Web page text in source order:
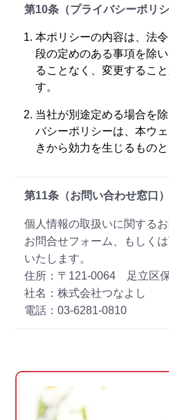
第10条（プライバシーポリシ
本ポリシーの内容は、法
段の定めのある事項を除
ることなく、変更するこ
す。
当社が別途定める場合を
バシーポリシーは、本ウ
きから効力を生じるものと
第11条（お問い合わせ窓口）
個人情報の取扱いに関する
お問合せフォーム、もしく
いたします。
住所：〒121-0064 足立区
社名：株式会社つなよし
電話：03-6281-0810